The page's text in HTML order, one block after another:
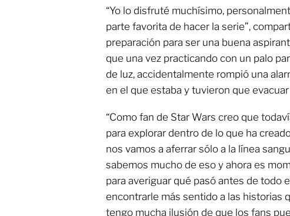
“Yo lo disfruté muchísimo,
parte favorita de hacer la serie”,
preparación para ser una buena
que una vez practicando con un palo
de luz, accidentalmente rompió una
en el que estaba y tuvieron que evacuar
“Como fan de Star Wars creo que
para explorar dentro de lo que ha
nos vamos a aferrar sólo a la línea
sabemos mucho de eso y ahora es
para averiguar qué pasó antes de todo
encontrarle más sentido a las historias
tengo mucha ilusión de que los fans